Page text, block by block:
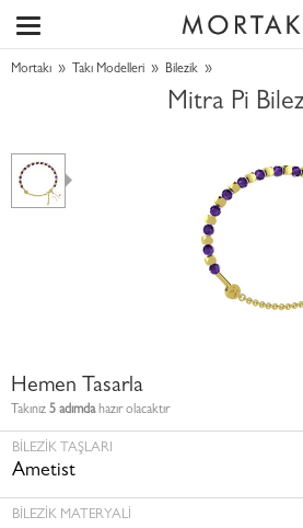
Mortakı » Takı Modelleri » Bilezik »
Mitra Pi
Hemen Tasarla
Takınız 5 adımdahazır olacaktır
BILEZIK TAŞLARI
Ametist
BILEZIK MATERYALI